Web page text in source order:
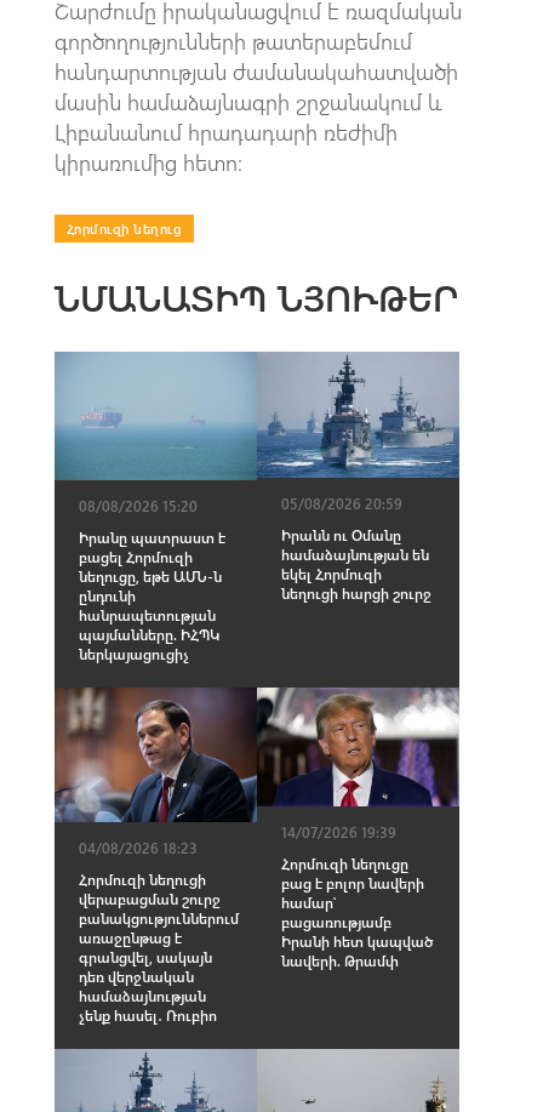
Շարժումը իրականացվում է ռազմական
գործողությունների թատերաբեմում
հանդարտության ժամանակահատվածի
մասին համաձայնագրի շրջանակում և
Լիբանանում հրադադարի ռեժիմի
կիրառումից հետո։
Հորմուզի նեղուց
ՆՄԱՆԱՏԻՊ ՆՅՈՒԹԵՐ
08/08/2026 15:20
Իրանը պատրաստ է
բացել Հորմուզի
նեղուցը, եթե ԱՄՆ-ն
ընդունի
հանրապետության
պայմանները. ԻՀՊԿ
ներկայացուցիչ
05/08/2026 20:59
Իրանն ու Օմանը
համաձայնության են
եկել Հորմուզի
նեղուցի հարցի շուրջ
04/08/2026 18:23
Հորմուզի նեղուցի
վերաբացման շուրջ
բանակցություններում
առաջընթաց է
գրանցվել, սակայն
դեռ վերջնական
համաձայնության
չենք հասել․ Ռուբիո
14/07/2026 19:39
Հորմուզի նեղուցը
բաց է բոլոր նավերի
համար՝
բացառությամբ
Իրանի հետ կապված
նավերի. Թրամփ